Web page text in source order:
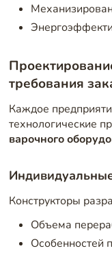
требования
Каждое
технологические
варочного
Конструкторы
Объема
Особенностей